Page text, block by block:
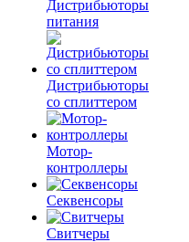
Дистрибьюторы
питания
Дистрибьюторы
со сплиттером
Мотор-
контроллеры
Секвенсоры
Свитчеры